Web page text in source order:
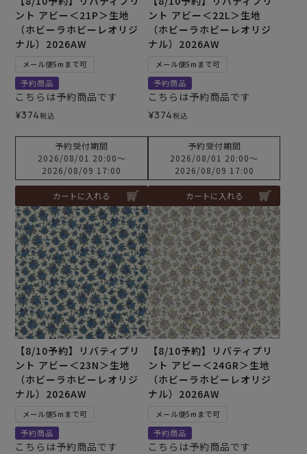
ント アビー＜21P＞生地
（ホビーラホビーレオリジ
ナル）2026AW
メール便5mまで可
予約商品
こちらは予約商品です
¥374税込
予約受付期間
2026/08/01 20:00〜
2026/08/09 17:00
カートに入れる
ント アビー＜22L＞生地
（ホビーラホビーレオリジ
ナル）2026AW
メール便5mまで可
予約商品
こちらは予約商品です
¥374税込
予約受付期間
2026/08/01 20:00〜
2026/08/09 17:00
カートに入れる
【8/10予約】リバティプリ
ント アビー＜23N＞生地
（ホビーラホビーレオリジ
ナル）2026AW
メール便5mまで可
予約商品
こちらは予約商品です
【8/10予約】リバティプリ
ント アビー＜24GR＞生地
（ホビーラホビーレオリジ
ナル）2026AW
メール便5mまで可
予約商品
こちらは予約商品です